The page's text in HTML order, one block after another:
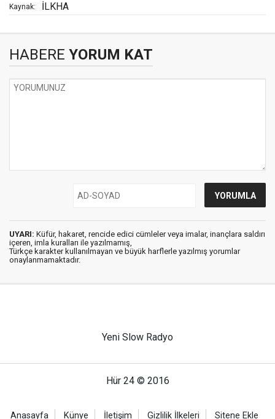
Kaynak: İLKHA
HABERE YORUM KAT
UYARI: Küfür, hakaret, rencide edici cümleler veya imalar, inançlara saldırı
içeren, imla kuralları ile yazılmamış,
Türkçe karakter kullanılmayan ve büyük harflerle yazılmış yorumlar
onaylanmamaktadır.
Yeni Slow Radyo
Hür 24 © 2016
Anasayfa Künye İletişim Gizlilik İlkeleri Sitene Ekle